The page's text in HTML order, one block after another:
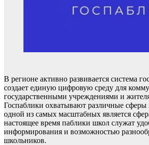
В регионе активно развивается система
создает единую цифровую среду для
государственными учреждениями и
Госпаблики охватывают различные
одной из самых масштабных является
настоящее время паблики школ служат
информирования и возможностью
школьников.